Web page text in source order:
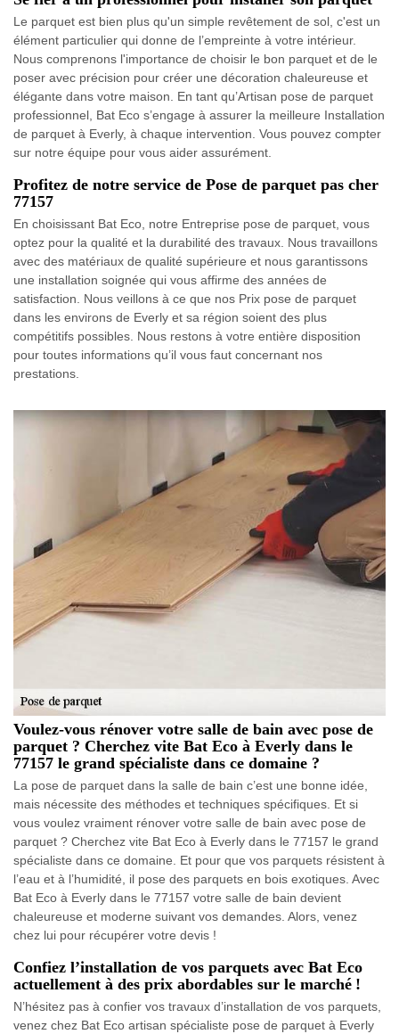
Le parquet est bien plus qu'un simple revêtement de sol, c'est un
élément particulier qui donne de l’empreinte à votre intérieur.
Nous comprenons l'importance de choisir le bon parquet et de le
poser avec précision pour créer une décoration chaleureuse et
élégante dans votre maison. En tant qu’Artisan pose de parquet
professionnel, Bat Eco s’engage à assurer la meilleure Installation
de parquet à Everly, à chaque intervention. Vous pouvez compter
sur notre équipe pour vous aider assurément.
Profitez de notre service de Pose de parquet pas cher
77157
En choisissant Bat Eco, notre Entreprise pose de parquet, vous
optez pour la qualité et la durabilité des travaux. Nous travaillons
avec des matériaux de qualité supérieure et nous garantissons
une installation soignée qui vous affirme des années de
satisfaction. Nous veillons à ce que nos Prix pose de parquet
dans les environs de Everly et sa région soient des plus
compétitifs possibles. Nous restons à votre entière disposition
pour toutes informations qu’il vous faut concernant nos
prestations.
Voulez-vous rénover votre salle de bain avec pose de
parquet ? Cherchez vite Bat Eco à Everly dans le
77157 le grand spécialiste dans ce domaine ?
La pose de parquet dans la salle de bain c’est une bonne idée,
mais nécessite des méthodes et techniques spécifiques. Et si
vous voulez vraiment rénover votre salle de bain avec pose de
parquet ? Cherchez vite Bat Eco à Everly dans le 77157 le grand
spécialiste dans ce domaine. Et pour que vos parquets résistent à
l’eau et à l’humidité, il pose des parquets en bois exotiques. Avec
Bat Eco à Everly dans le 77157 votre salle de bain devient
chaleureuse et moderne suivant vos demandes. Alors, venez
chez lui pour récupérer votre devis !
Confiez l’installation de vos parquets avec Bat Eco
actuellement à des prix abordables sur le marché !
N’hésitez pas à confier vos travaux d’installation de vos parquets,
venez chez Bat Eco artisan spécialiste pose de parquet à Everly